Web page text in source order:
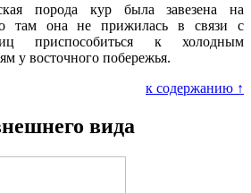
порода кур была завезена на
там она не прижилась в связи с
приспособиться к холодным
у восточного побережья.
к содержанию ↑
вида